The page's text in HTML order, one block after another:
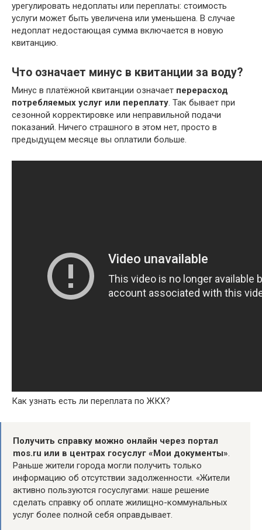
урегулировать недоплаты или переплаты: стоимость
услуги может быть увеличена или уменьшена. В случае
недоплат недостающая сумма включается в новую
квитанцию.
Что означает минус в квитанции за воду?
Минус в платёжной квитанции означает перерасход
потребляемых услуг или переплату. Так бывает при
сезонной корректировке или неправильной подачи
показаний. Ничего страшного в этом нет, просто в
предыдущем месяце вы оплатили больше.
Как узнать есть ли переплата по ЖКХ?
Получить справку можно онлайн через портал
mos.ru или в центрах госуслуг «Мои документы».
Раньше жители города могли получить только
информацию об отсутствии задолженности. «Жители
активно пользуются госуслугами: наше решение
сделать справку об оплате жилищно-коммунальных
услуг более полной себя оправдывает.